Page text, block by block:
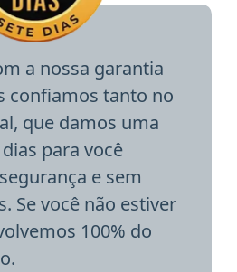
a nossa garantia
confiamos tanto no
que damos uma
para você
e sem
Se você não estiver
100% do